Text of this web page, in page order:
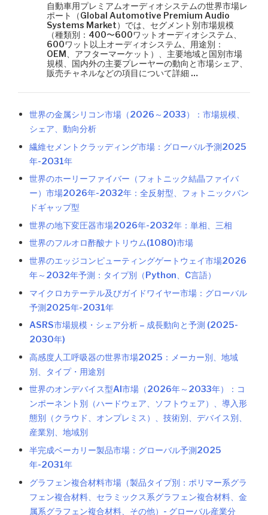
自動車用プレミアムオーディオシステムの世界市場レ
ポート（Global Automotive Premium Audio
Systems Market）では、セグメント別市場規模
（種類別：400〜600ワットオーディオシステム、
600ワット以上オーディオシステム、用途別：
OEM、アフターマーケット）、主要地域と国別市場
規模、国内外の主要プレーヤーの動向と市場シェア、
販売チャネルなどの項目について詳細 …
世界の金属シリコン市場（2026～2033）：市場規模、
シェア、動向分析
繊維セメントクラッディング市場：グローバル予測2025
年-2031年
世界のホーリーファイバー（フォトニック結晶ファイバ
ー）市場2026年-2032年：全反射型、フォトニックバン
ドギャップ型
世界の地下変圧器市場2026年-2032年：単相、三相
世界のフルオロ酢酸ナトリウム(1080)市場
世界のエッジコンピューティングゲートウェイ市場2026
年～2032年予測：タイプ別（Python、C言語）
マイクロカテーテル及びガイドワイヤー市場：グローバル
予測2025年-2031年
ASRS市場規模・シェア分析 – 成長動向と予測 (2025-
2030年)
高感度人工呼吸器の世界市場2025：メーカー別、地域
別、タイプ・用途別
世界のオンデバイス型AI市場（2026年～2033年）：コ
ンポーネント別（ハードウェア、ソフトウェア）、導入形
態別（クラウド、オンプレミス）、技術別、デバイス別、
産業別、地域別
半完成ベーカリー製品市場：グローバル予測2025
年-2031年
グラフェン複合材料市場（製品タイプ別：ポリマー系グラ
フェン複合材料、セラミックス系グラフェン複合材料、金
属系グラフェン複合材料、その他）- グローバル産業分